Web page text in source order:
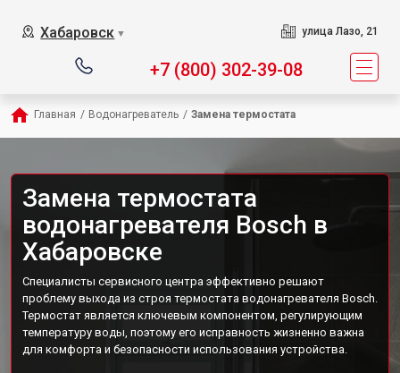
Хабаровск ▼ улица Лазо, 21
+7 (800) 302-39-08
Главная / Водонагреватель / Замена термостата
Замена термостата
водонагревателя Bosch в
Хабаровске
Специалисты сервисного центра эффективно решают
проблему выхода из строя термостата водонагревателя Bosch.
Термостат является ключевым компонентом, регулирующим
температуру воды, поэтому его исправность жизненно важна
для комфорта и безопасности использования устройства.